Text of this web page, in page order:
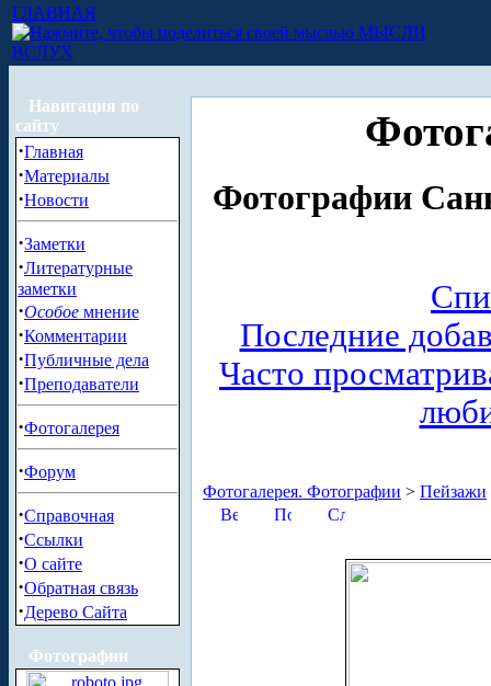
ГЛАВНАЯ
МЫСЛИ
ВСЛУХ
Навигация по
сайту
·Главная
·Материалы
·Новости
·Заметки
·Литературные
заметки
·Особое мнение
·Комментарии
·Публичные дела
·Преподаватели
·Фотогалерея
·Форум
·Справочная
·Ссылки
·О сайте
·Обратная связь
·Дерево Сайта
Фотографии
Фотографии
Последние
Часто
Фотогалерея. Фотографии > Пейзажи